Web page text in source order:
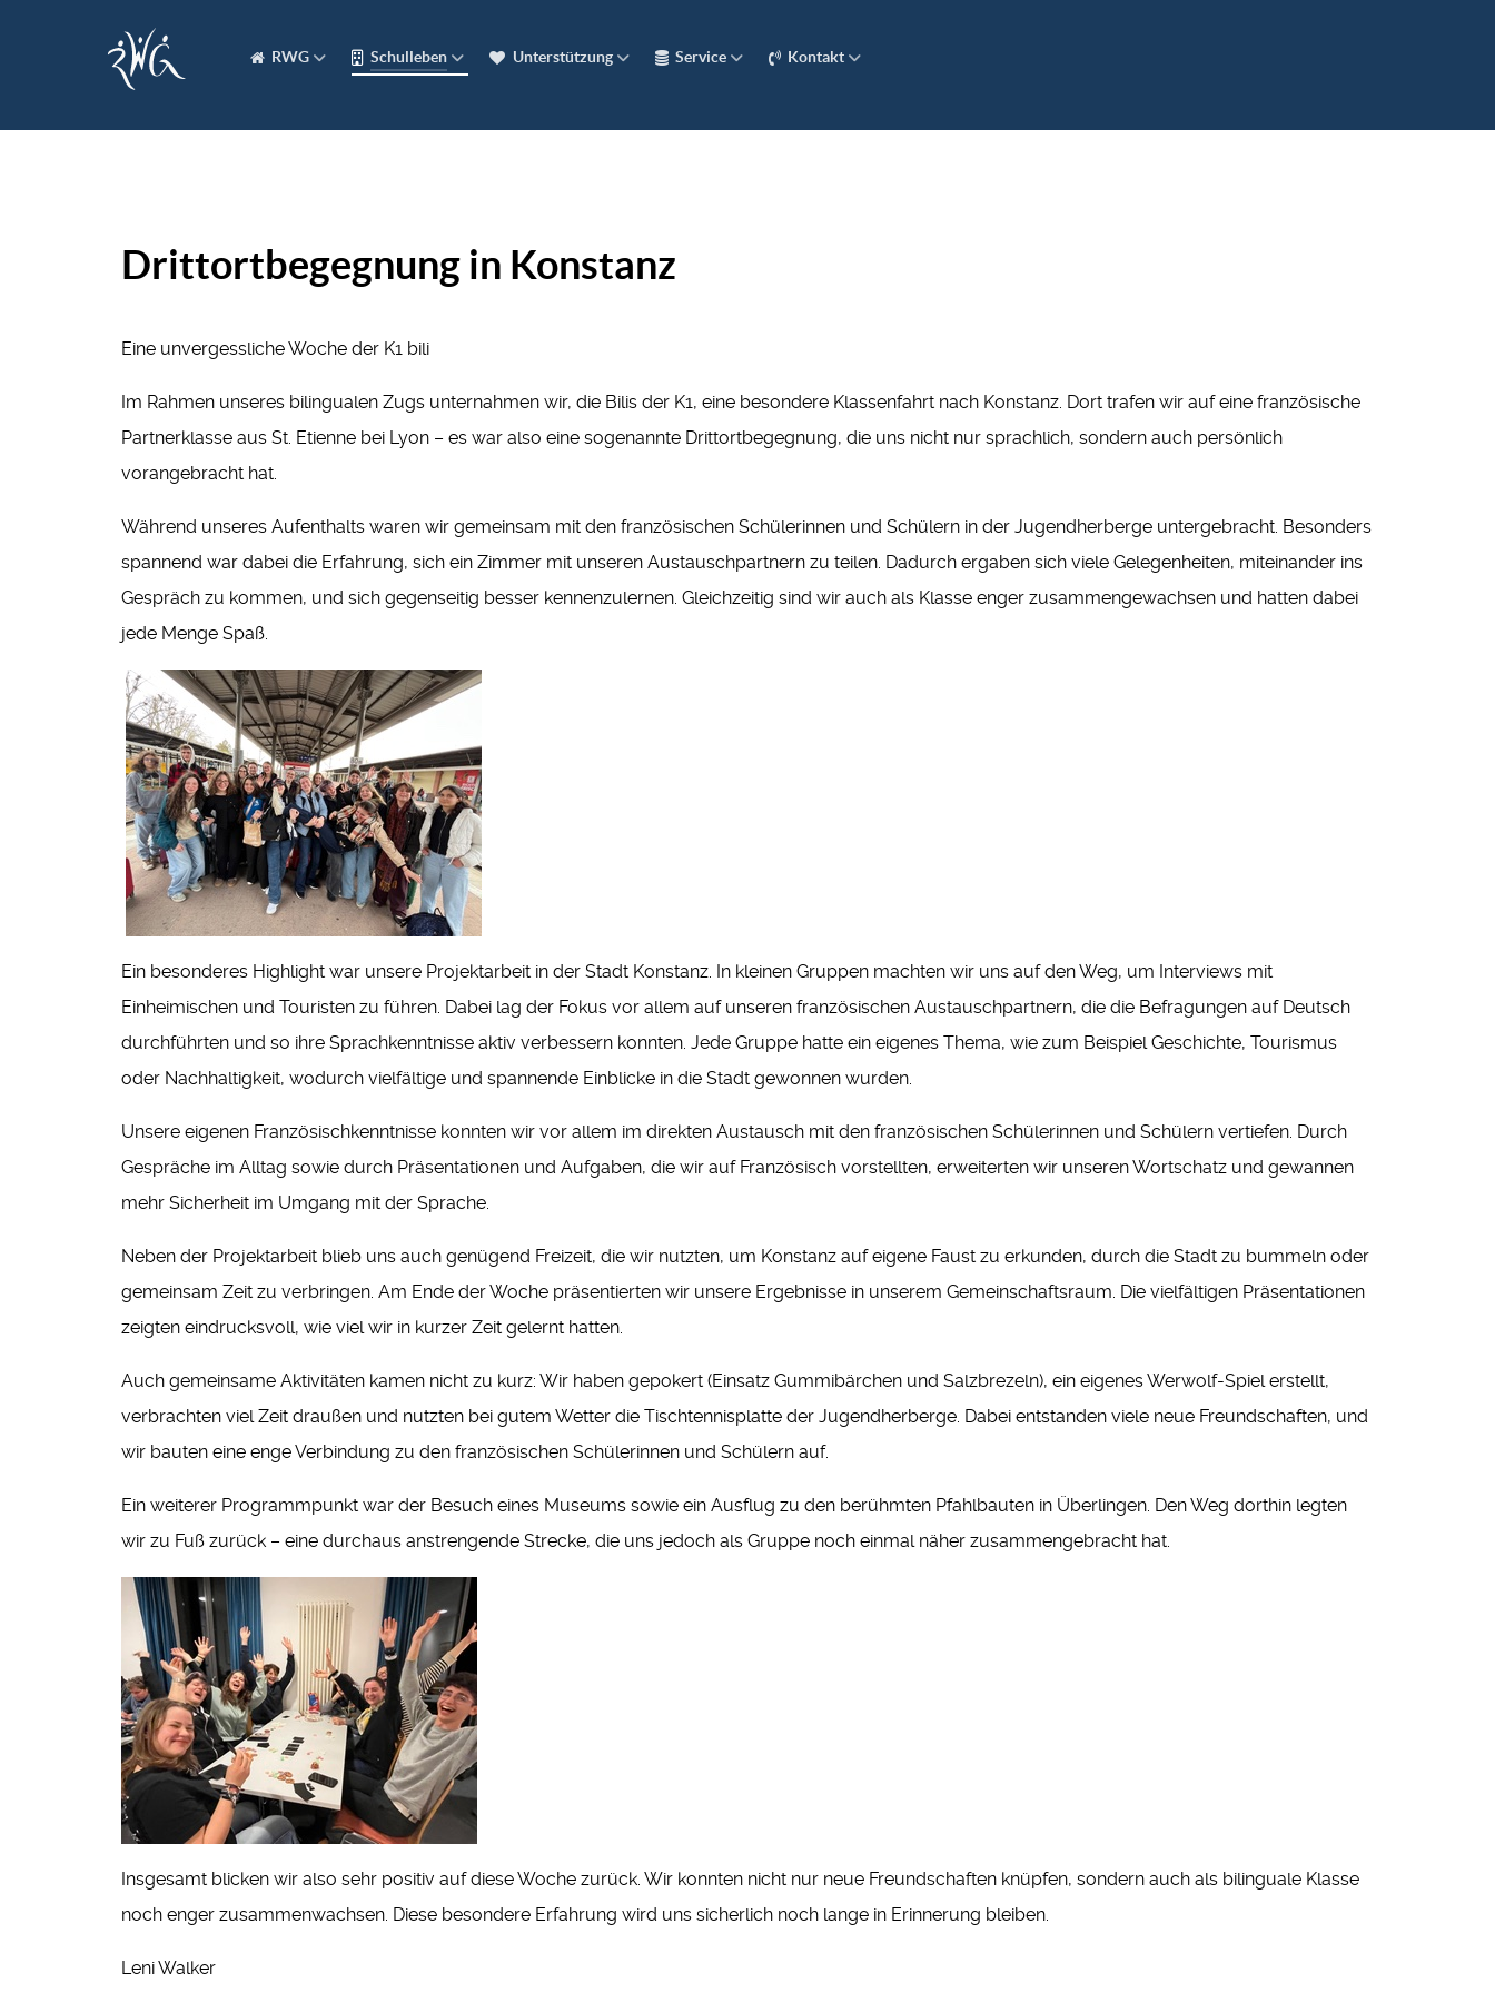
RWG Schulleben Unterstützung Service Kontakt
Drittortbegegnung in Konstanz
Eine unvergessliche Woche der K1 bili
Im Rahmen unseres bilingualen Zugs unternahmen wir, die Bilis der K1, eine besondere Klassenfahrt nach Konstanz. Dort trafen wir auf eine französische
Partnerklasse aus St. Etienne bei Lyon – es war also eine sogenannte Drittortbegegnung, die uns nicht nur sprachlich, sondern auch persönlich
vorangebracht hat.
Während unseres Aufenthalts waren wir gemeinsam mit den französischen Schülerinnen und Schülern in der Jugendherberge untergebracht. Besonders
spannend war dabei die Erfahrung, sich ein Zimmer mit unseren Austauschpartnern zu teilen. Dadurch ergaben sich viele Gelegenheiten, miteinander ins
Gespräch zu kommen, und sich gegenseitig besser kennenzulernen. Gleichzeitig sind wir auch als Klasse enger zusammengewachsen und hatten dabei
jede Menge Spaß.
Ein besonderes Highlight war unsere Projektarbeit in der Stadt Konstanz. In kleinen Gruppen machten wir uns auf den Weg, um Interviews mit
Einheimischen und Touristen zu führen. Dabei lag der Fokus vor allem auf unseren französischen Austauschpartnern, die die Befragungen auf Deutsch
durchführten und so ihre Sprachkenntnisse aktiv verbessern konnten. Jede Gruppe hatte ein eigenes Thema, wie zum Beispiel Geschichte, Tourismus
oder Nachhaltigkeit, wodurch vielfältige und spannende Einblicke in die Stadt gewonnen wurden.
Unsere eigenen Französischkenntnisse konnten wir vor allem im direkten Austausch mit den französischen Schülerinnen und Schülern vertiefen. Durch
Gespräche im Alltag sowie durch Präsentationen und Aufgaben, die wir auf Französisch vorstellten, erweiterten wir unseren Wortschatz und gewannen
mehr Sicherheit im Umgang mit der Sprache.
Neben der Projektarbeit blieb uns auch genügend Freizeit, die wir nutzten, um Konstanz auf eigene Faust zu erkunden, durch die Stadt zu bummeln oder
gemeinsam Zeit zu verbringen. Am Ende der Woche präsentierten wir unsere Ergebnisse in unserem Gemeinschaftsraum. Die vielfältigen Präsentationen
zeigten eindrucksvoll, wie viel wir in kurzer Zeit gelernt hatten.
Auch gemeinsame Aktivitäten kamen nicht zu kurz: Wir haben gepokert (Einsatz Gummibärchen und Salzbrezeln), ein eigenes Werwolf-Spiel erstellt,
verbrachten viel Zeit draußen und nutzten bei gutem Wetter die Tischtennisplatte der Jugendherberge. Dabei entstanden viele neue Freundschaften, und
wir bauten eine enge Verbindung zu den französischen Schülerinnen und Schülern auf.
Ein weiterer Programmpunkt war der Besuch eines Museums sowie ein Ausflug zu den berühmten Pfahlbauten in Überlingen. Den Weg dorthin legten
wir zu Fuß zurück – eine durchaus anstrengende Strecke, die uns jedoch als Gruppe noch einmal näher zusammengebracht hat.
Insgesamt blicken wir also sehr positiv auf diese Woche zurück. Wir konnten nicht nur neue Freundschaften knüpfen, sondern auch als bilinguale Klasse
noch enger zusammenwachsen. Diese besondere Erfahrung wird uns sicherlich noch lange in Erinnerung bleiben.
Leni Walker